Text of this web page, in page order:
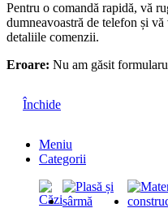
Pentru o comandă rapidă, vă
dumneavoastră de telefon și
detaliile comenzii.
Eroare: Nu am găsit
Închide
Meniu
Categorii